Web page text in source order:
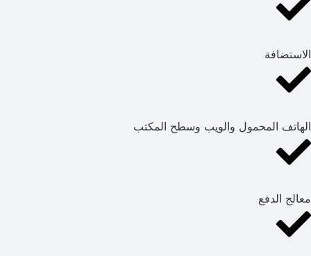
الاستضافة
الهاتف المحمول والويب وسطح المكتب
معالج الدفع